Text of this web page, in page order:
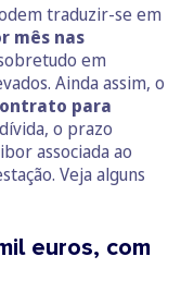
traduzir-se em
mês nas
em
Ainda assim, o
para
o prazo
associada ao
Veja alguns
euros, com